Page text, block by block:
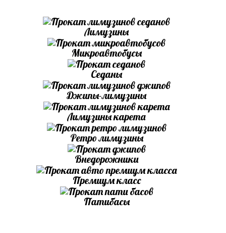
Лимузины
Микроавтобусы
Седаны
Джипы-лимузины
Лимузины карета
Ретро лимузины
Внедорожники
Премиум класс
Патибасы